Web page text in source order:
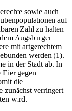
sowie auch
auf
Zahl zu halten
Augsburger
mit artgerechtem
werden (1).
in der Stadt ab. In
Eier gegen
die
zunächst verringert
wird.